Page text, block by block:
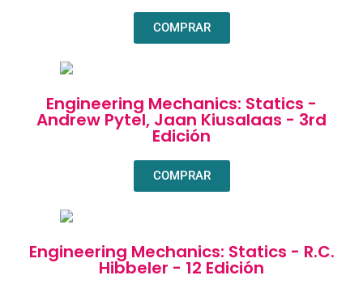
COMPRAR
Engineering Mechanics: Statics -
Andrew Pytel, Jaan Kiusalaas - 3rd
Edición
COMPRAR
Engineering Mechanics: Statics - R.C.
Hibbeler - 12 Edición